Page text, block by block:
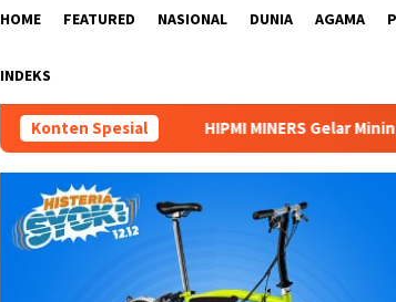
HOME FEATURED NASIONAL DUNIA AGAMA
INDEKS
Konten Spesial
HIPMI MINERS Gelar Mining Nation Revolution